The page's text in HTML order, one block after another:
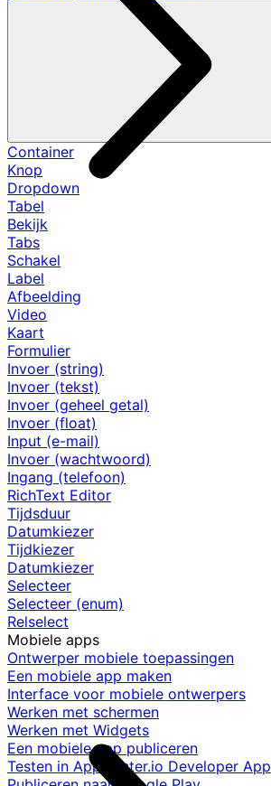
Container
Knop
Dropdown
Tabel
Bekijk
Tabs
Schakel
Label
Afbeelding
Video
Kaart
Formulier
Invoer (string)
Invoer (tekst)
Invoer (geheel getal)
Invoer (float)
Input (e-mail)
Invoer (wachtwoord)
Ingang (telefoon)
RichText Editor
Tijdsduur
Datumkiezer
Tijdkiezer
Datumkiezer
Selecteer
Selecteer (enum)
Relselect
Mobiele apps
Ontwerper mobiele toepassingen
Een mobiele app maken
Interface voor mobiele ontwerpers
Werken met schermen
Werken met Widgets
Een mobiele app publiceren
Testen in AppMaster.io Developer App